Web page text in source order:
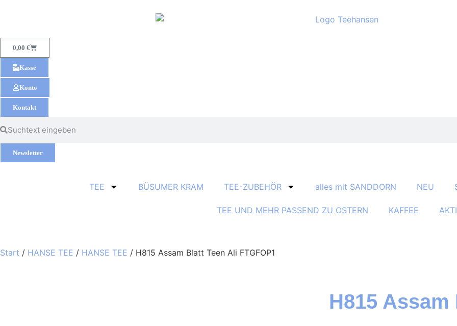
0,00 €
Kasse
Konto
Kontakt
Newsletter
TEE BÜSUMER KRAM TEE-ZUBEHÖR alles mit SANDDORN NEU
TEE UND MEHR PASSEND ZU OSTERN KAFFEE
Start / HANSE TEE / HANSE TEE / H815 Assam Blatt Teen Ali FTGFOP1
H815 Assam